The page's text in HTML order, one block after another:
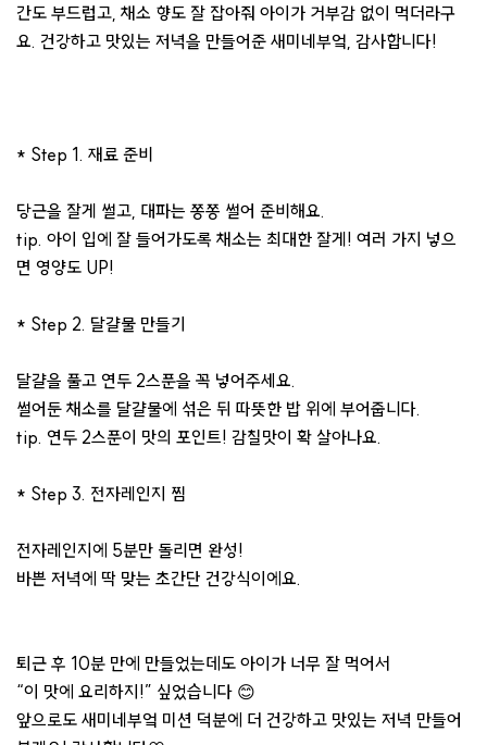
간도 부드럽고, 채소 향도 잘 잡아줘 아이가 거부감 없이 먹더라구
요. 건강하고 맛있는 저녁을 만들어준 새미네부엌, 감사합니다!
* Step 1. 재료 준비
당근을 잘게 썰고, 대파는 쫑쫑 썰어 준비해요.
tip. 아이 입에 잘 들어가도록 채소는 최대한 잘게! 여러 가지 넣으
면 영양도 UP!
* Step 2. 달걀물 만들기
달걀을 풀고 연두 2스푼을 꼭 넣어주세요.
썰어둔 채소를 달걀물에 섞은 뒤 따뜻한 밥 위에 부어줍니다.
tip. 연두 2스푼이 맛의 포인트! 감칠맛이 확 살아나요.
* Step 3. 전자레인지 찜
전자레인지에 5분만 돌리면 완성!
바쁜 저녁에 딱 맞는 초간단 건강식이에요.
퇴근 후 10분 만에 만들었는데도 아이가 너무 잘 먹어서
“이 맛에 요리하지!” 싶었습니다 😊
앞으로도 새미네부엌 미션 덕분에 더 건강하고 맛있는 저녁 만들어